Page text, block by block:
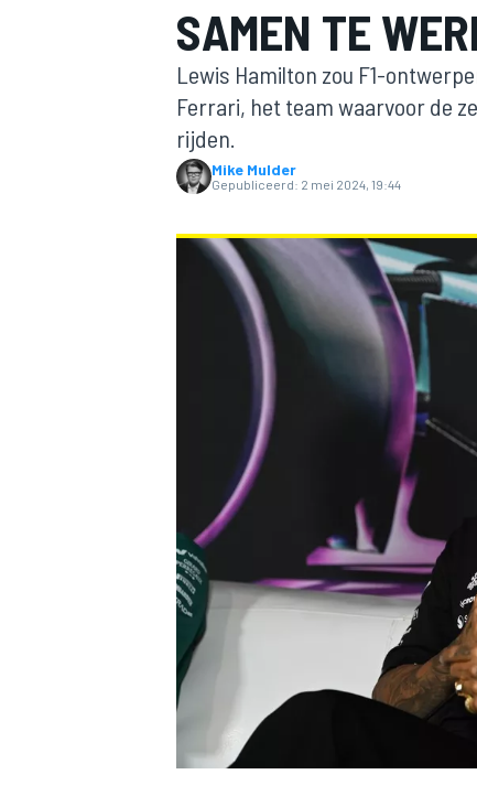
MOTOGP
INDYCAR
SAMEN TE
Lewis Hamilton zou F1-
Ferrari, het team waarvoor de
rijden.
Mike Mulder
Gepubliceerd: 2 mei 2024, 19:44